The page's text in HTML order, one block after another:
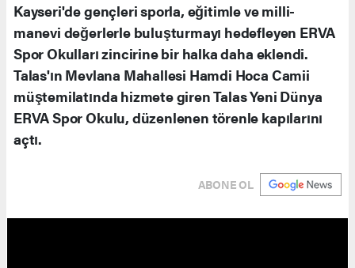
Kayseri'de gençleri sporla, eğitimle ve milli-
manevi değerlerle buluşturmayı hedefleyen ERVA
Spor Okulları zincirine bir halka daha eklendi.
Talas'ın Mevlana Mahallesi Hamdi Hoca Camii
müştemilatında hizmete giren Talas Yeni Dünya
ERVA Spor Okulu, düzenlenen törenle kapılarını
açtı.
ABONE OL